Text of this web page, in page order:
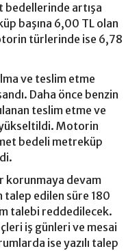
artışa
başına 6,00 TL olan
türlerinde ise 6,78
ve teslim etme
Daha önce benzin
teslim etme ve
Motorin
bedeli metreküp
korunmaya devam
edilen süre 180
talebi reddedilecek.
iş günleri ve mesai
ise yazılı talep